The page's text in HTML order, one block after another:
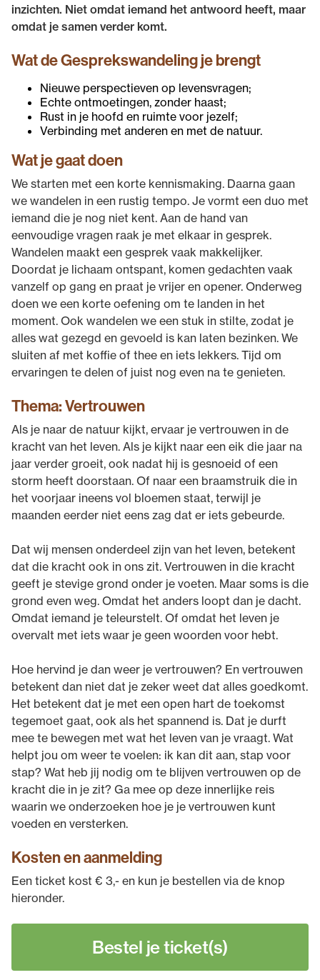
inzichten. Niet omdat iemand het antwoord heeft, maar
omdat je samen verder komt.
Wat de Gesprekswandeling je brengt
Nieuwe perspectieven op levensvragen;
Echte ontmoetingen, zonder haast;
Rust in je hoofd en ruimte voor jezelf;
Verbinding met anderen en met de natuur.
Wat je gaat doen
We starten met een korte kennismaking. Daarna gaan
we wandelen in een rustig tempo. Je vormt een duo met
iemand die je nog niet kent. Aan de hand van
eenvoudige vragen raak je met elkaar in gesprek.
Wandelen maakt een gesprek vaak makkelijker.
Doordat je lichaam ontspant, komen gedachten vaak
vanzelf op gang en praat je vrijer en opener. Onderweg
doen we een korte oefening om te landen in het
moment. Ook wandelen we een stuk in stilte, zodat je
alles wat gezegd en gevoeld is kan laten bezinken. We
sluiten af met koffie of thee en iets lekkers. Tijd om
ervaringen te delen of juist nog even na te genieten.
Thema: Vertrouwen
Als je naar de natuur kijkt, ervaar je vertrouwen in de
kracht van het leven. Als je kijkt naar een eik die jaar na
jaar verder groeit, ook nadat hij is gesnoeid of een
storm heeft doorstaan. Of naar een braamstruik die in
het voorjaar ineens vol bloemen staat, terwijl je
maanden eerder niet eens zag dat er iets gebeurde.
Dat wij mensen onderdeel zijn van het leven, betekent
dat die kracht ook in ons zit. Vertrouwen in die kracht
geeft je stevige grond onder je voeten. Maar soms is die
grond even weg. Omdat het anders loopt dan je dacht.
Omdat iemand je teleurstelt. Of omdat het leven je
overvalt met iets waar je geen woorden voor hebt.
Hoe hervind je dan weer je vertrouwen? En vertrouwen
betekent dan niet dat je zeker weet dat alles goedkomt.
Het betekent dat je met een open hart de toekomst
tegemoet gaat, ook als het spannend is. Dat je durft
mee te bewegen met wat het leven van je vraagt. Wat
helpt jou om weer te voelen: ik kan dit aan, stap voor
stap? Wat heb jij nodig om te blijven vertrouwen op de
kracht die in je zit? Ga mee op deze innerlijke reis
waarin we onderzoeken hoe je je vertrouwen kunt
voeden en versterken.
Kosten en aanmelding
Een ticket kost € 3,- en kun je bestellen via de knop
hieronder.
Bestel je ticket(s)